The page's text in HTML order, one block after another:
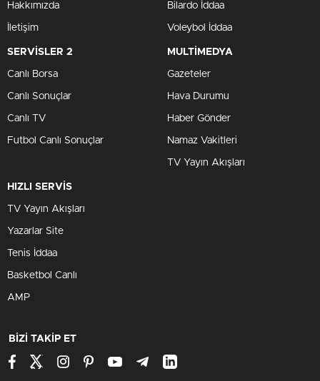
Hakkımızda
İletişim
Bilardo İddaa
Voleybol İddaa
SERVİSLER 2
Canlı Borsa
Canlı Sonuçlar
Canlı TV
Futbol Canlı Sonuçlar
MULTİMEDYA
Gazeteler
Hava Durumu
Haber Gönder
Namaz Vakitleri
TV Yayın Akışları
HIZLI SERVİS
TV Yayın Akışları
Yazarlar Site
Tenis İddaa
Basketbol Canlı
AMP
BİZİ TAKİP ET